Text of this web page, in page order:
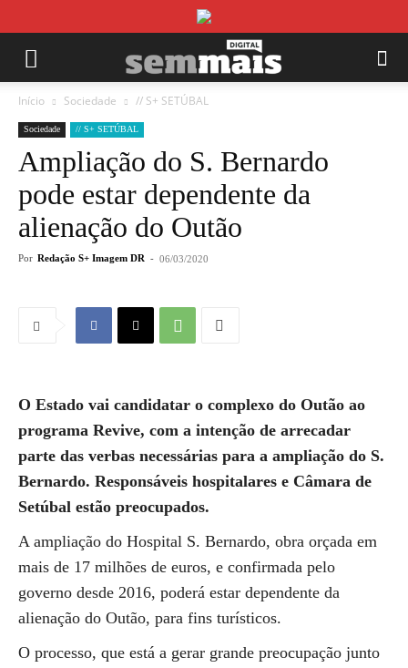
Início Sociedade // S+ SETÚBAL
Sociedade // S+ SETÚBAL
Ampliação do S. Bernardo
pode estar dependente da
alienação do Outão
Por Redação S+ Imagem DR - 06/03/2020
O Estado vai candidatar o complexo do Outão ao
programa Revive, com a intenção de arrecadar
parte das verbas necessárias para a ampliação do S.
Bernardo. Responsáveis hospitalares e Câmara de
Setúbal estão preocupados.
A ampliação do Hospital S. Bernardo, obra orçada em
mais de 17 milhões de euros, e confirmada pelo
governo desde 2016, poderá estar dependente da
alienação do Outão, para fins turísticos.
O processo, que está a gerar grande preocupação junto